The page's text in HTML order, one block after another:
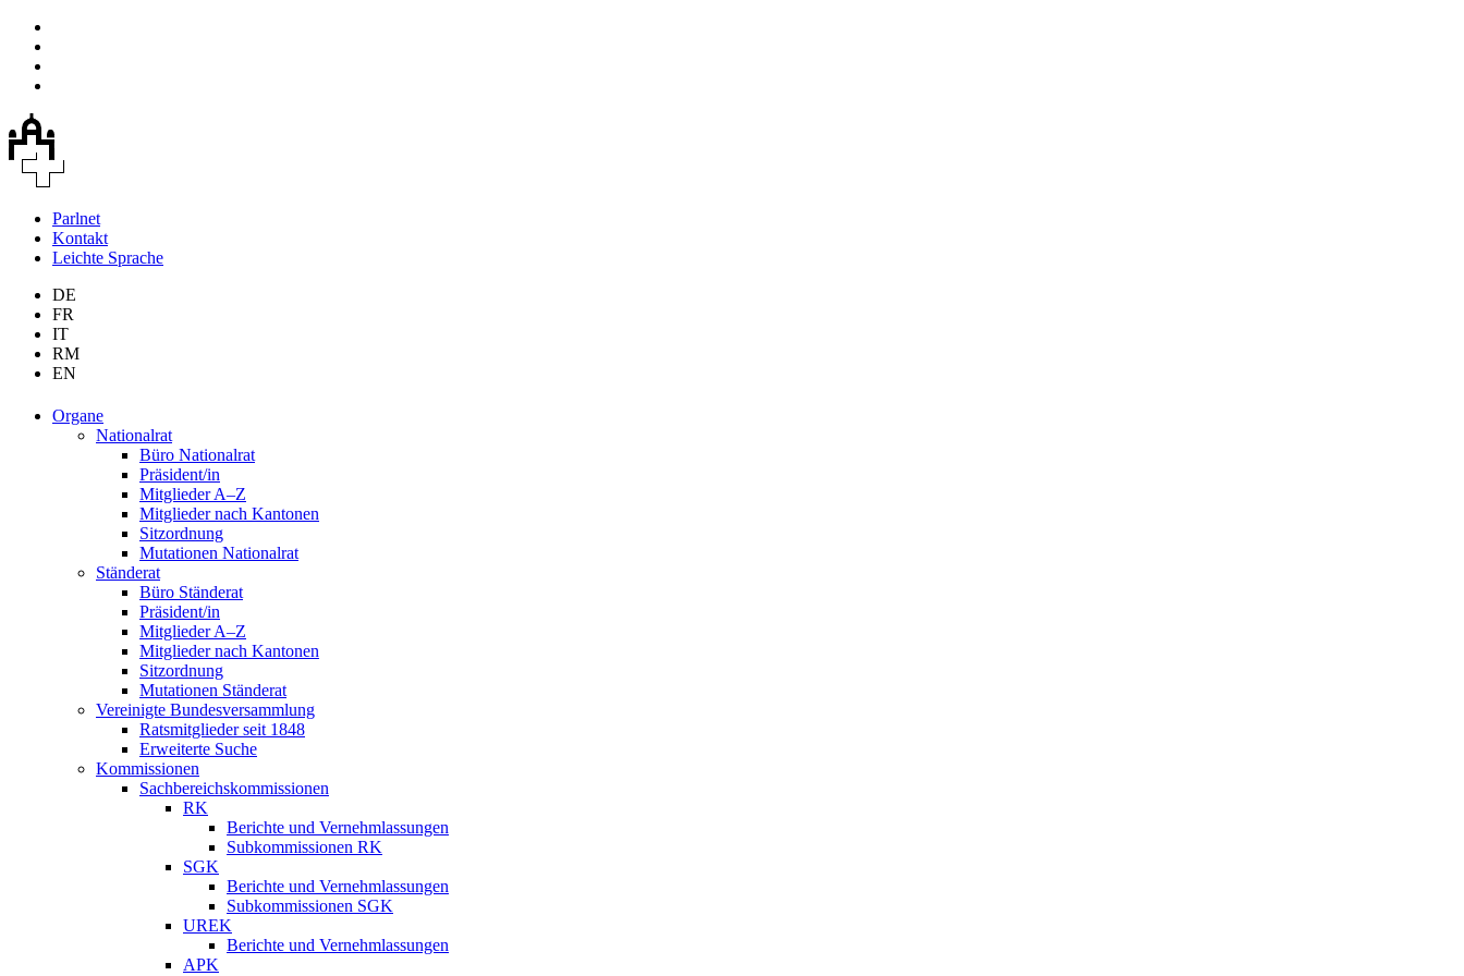
Parlnet
Kontakt
Leichte Sprache
DE
FR
IT
RM
EN
Organe
Nationalrat
Büro Nationalrat
Präsident/in
Mitglieder A–Z
Mitglieder nach Kantonen
Sitzordnung
Mutationen Nationalrat
Ständerat
Büro Ständerat
Präsident/in
Mitglieder A–Z
Mitglieder nach Kantonen
Sitzordnung
Mutationen Ständerat
Vereinigte Bundesversammlung
Ratsmitglieder seit 1848
Erweiterte Suche
Kommissionen
Sachbereichskommissionen
RK
Berichte und Vernehmlassungen
Subkommissionen RK
SGK
Berichte und Vernehmlassungen
Subkommissionen SGK
UREK
Berichte und Vernehmlassungen
APK